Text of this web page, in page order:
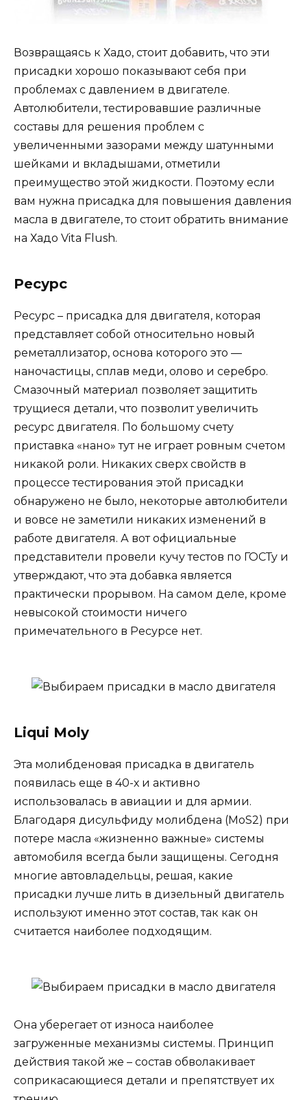
Возвращаясь к Хадо, стоит добавить, что эти
присадки хорошо показывают себя при
проблемах с давлением в двигателе.
Автолюбители, тестировавшие различные
составы для решения проблем с
увеличенными зазорами между шатунными
шейками и вкладышами, отметили
преимущество этой жидкости. Поэтому если
вам нужна присадка для повышения давления
масла в двигателе, то стоит обратить внимание
на Хадо Vita Flush.
Ресурс
Ресурс – присадка для двигателя, которая
представляет собой относительно новый
реметаллизатор, основа которого это —
наночастицы, сплав меди, олово и серебро.
Смазочный материал позволяет защитить
трущиеся детали, что позволит увеличить
ресурс двигателя. По большому счету
приставка «нано» тут не играет ровным счетом
никакой роли. Никаких сверх свойств в
процессе тестирования этой присадки
обнаружено не было, некоторые автолюбители
и вовсе не заметили никаких изменений в
работе двигателя. А вот официальные
представители провели кучу тестов по ГОСТу и
утверждают, что эта добавка является
практически прорывом. На самом деле, кроме
невысокой стоимости ничего
примечательного в Ресурсе нет.
Liqui Moly
Эта молибденовая присадка в двигатель
появилась еще в 40-х и активно
использовалась в авиации и для армии.
Благодаря дисульфиду молибдена (MoS2) при
потере масла «жизненно важные» системы
автомобиля всегда были защищены. Сегодня
многие автовладельцы, решая, какие
присадки лучше лить в дизельный двигатель
используют именно этот состав, так как он
считается наиболее подходящим.
Она уберегает от износа наиболее
загруженные механизмы системы. Принцип
действия такой же – состав обволакивает
соприкасающиеся детали и препятствует их